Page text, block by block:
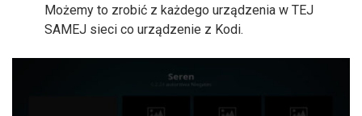
Możemy to zrobić z każdego urządzenia w TEJ
SAMEJ sieci co urządzenie z Kodi.